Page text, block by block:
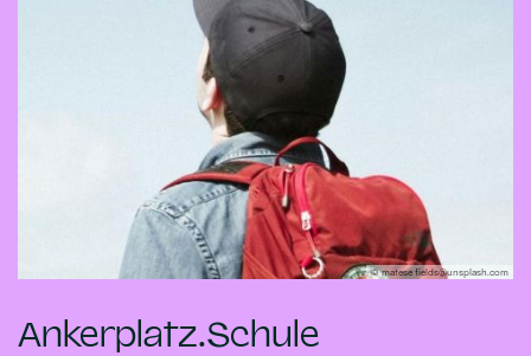
© matese fields@unsplash.com
Ankerplatz.Schule